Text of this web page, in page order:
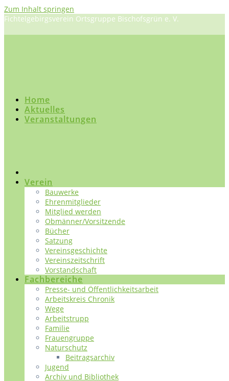
Zum Inhalt springen
Fichtelgebirgsverein Ortsgruppe Bischofsgrün e. V.
Home
Aktuelles
Veranstaltungen
Verein
Bauwerke
Ehrenmitglieder
Mitglied werden
Obmänner/Vorsitzende
Bücher
Satzung
Vereinsgeschichte
Vereinszeitschrift
Vorstandschaft
Fachbereiche
Presse- und Öffentlichkeitsarbeit
Arbeitskreis Chronik
Wege
Arbeitstrupp
Familie
Frauengruppe
Naturschutz
Beitragsarchiv
Jugend
Archiv und Bibliothek